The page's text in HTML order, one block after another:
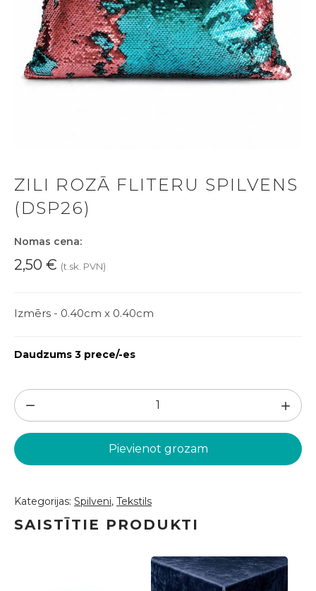
ZILI ROZĀ FLITERU SPILVENS
(DSP26)
Nomas cena:
2,50 € (t.sk. PVN)
Izmērs - 0.40cm x 0.40cm
Daudzums 3 prece/-es
Zili
rozā
fliteru
spilvens
daudzums
Pievienot grozam
Kategorijas: Spilveni, Tekstils
SAISTĪTIE PRODUKTI